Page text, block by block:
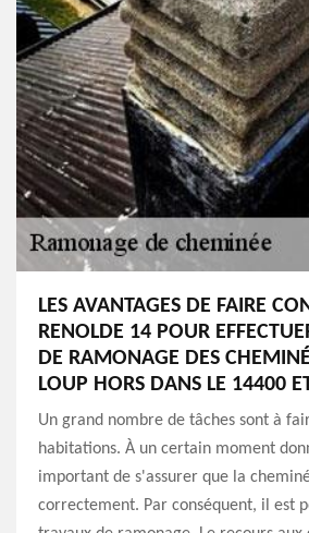
LES AVANTAGES DE FAIRE
RENOLDE 14 POUR
DE RAMONAGE DES
LOUP HORS DANS LE 14400
Un grand nombre de tâches sont à
habitations. À un certain moment
important de s'assurer que la
correctement. Par conséquent, il est